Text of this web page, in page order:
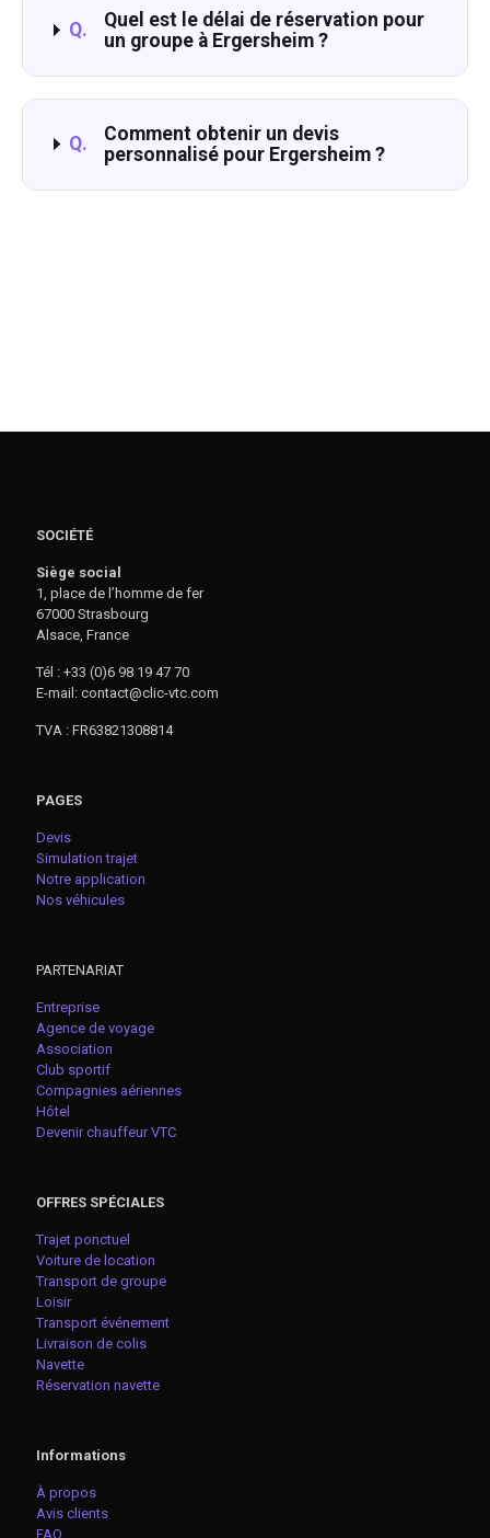
Q.
Quel est le délai de réservation pour
un groupe à Ergersheim ?
Q.
Comment obtenir un devis
personnalisé pour Ergersheim ?
SOCIÉTÉ
Siège social
1, place de l’homme de fer
67000 Strasbourg
Alsace, France
Tél : +33 (0)6 98 19 47 70
E-mail: contact@clic-vtc.com
TVA : FR63821308814
PAGES
Devis
Simulation trajet
Notre application
Nos véhicules
PARTENARIAT
Entreprise
Agence de voyage
Association
Club sportif
Compagnies aériennes
Hôtel
Devenir chauffeur VTC
OFFRES SPÉCIALES
Trajet ponctuel
Voiture de location
Transport de groupe
Loisir
Transport événement
Livraison de colis
Navette
Réservation navette
Informations
À propos
Avis clients
FAQ